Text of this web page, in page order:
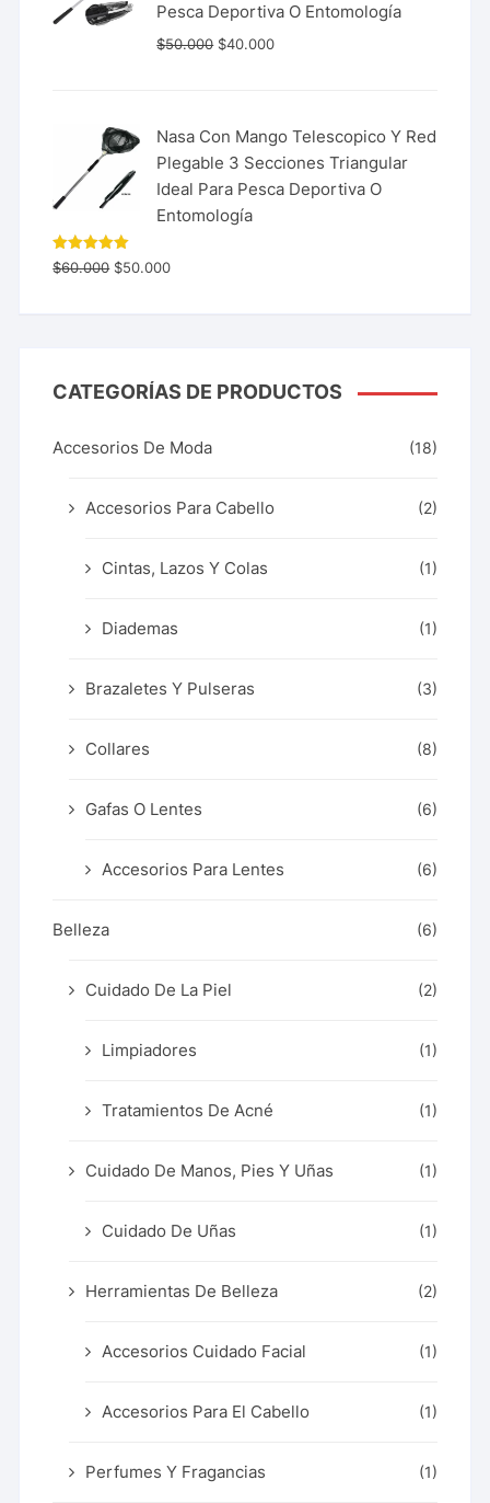
Pesca Deportiva O Entomología
$50.000 $40.000
Nasa Con Mango Telescopico Y Red
Plegable 3 Secciones Triangular
Ideal Para Pesca Deportiva O
Entomología
Valorado
con 5.00
$60.000 $50.000
CATEGORÍAS DE PRODUCTOS
Accesorios De Moda (18)
Accesorios Para Cabello (2)
Cintas, Lazos Y Colas (1)
Diademas (1)
Brazaletes Y Pulseras (3)
Collares (8)
Gafas O Lentes (6)
Accesorios Para Lentes (6)
Belleza (6)
Cuidado De La Piel (2)
Limpiadores (1)
Tratamientos De Acné (1)
Cuidado De Manos, Pies Y Uñas (1)
Cuidado De Uñas (1)
Herramientas De Belleza (2)
Accesorios Cuidado Facial (1)
Accesorios Para El Cabello (1)
Perfumes Y Fragancias (1)